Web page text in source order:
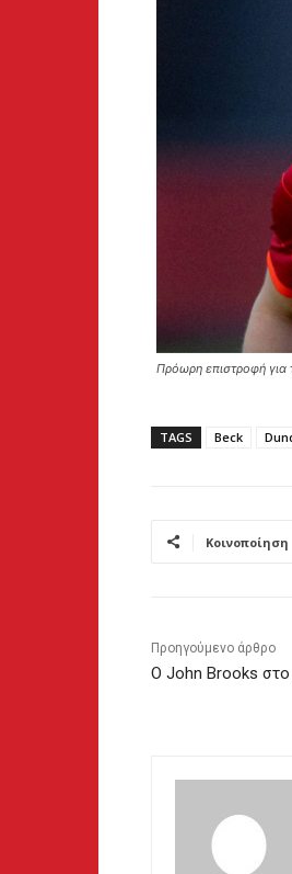
Πρόωρη επιστροφή για
TAGS Beck
Κοινοποίηση
Προηγούμενο άρθρο
Ο John Brooks